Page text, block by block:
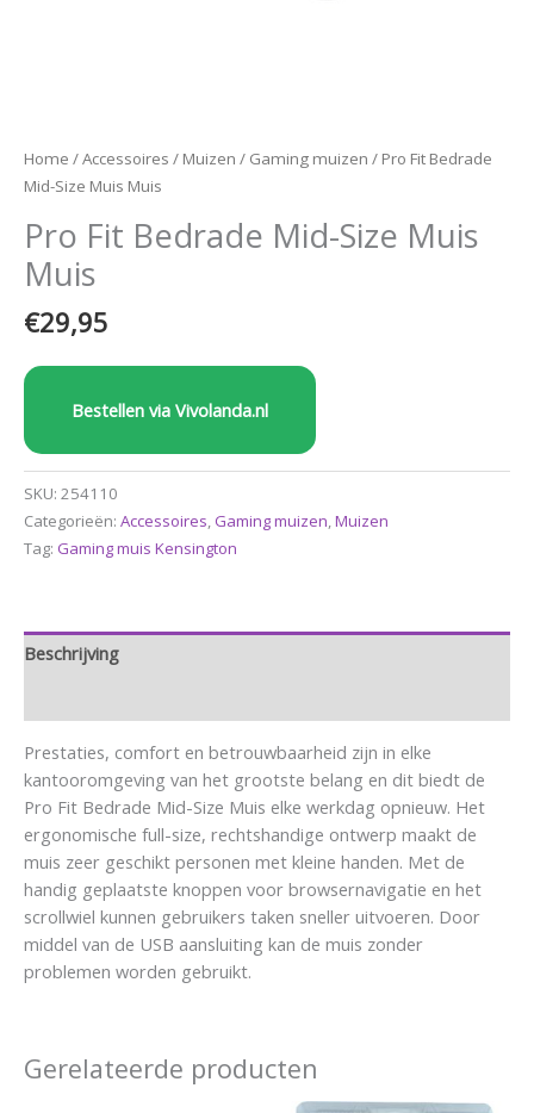
Home /Accessoires / Muizen / Gaming muizen / Pro Fit Bedrade
Mid-Size Muis Muis
Pro Fit Bedrade Mid-Size Muis
Muis
€29,95
Bestellen via Vivolanda.nl
SKU: 254110
Categorieën: Accessoires, Gaming muizen,Muizen
Tag: Gaming muis Kensington
Beschrijving
Prestaties, comfort en betrouwbaarheid zijn in elke
kantooromgeving van het grootste belang en dit biedt de
Pro Fit Bedrade Mid-Size Muis elke werkdag opnieuw. Het
ergonomische full-size, rechtshandige ontwerp maakt de
muis zeer geschikt personen met kleine handen. Met de
handig geplaatste knoppen voor browsernavigatie en het
scrollwiel kunnen gebruikers taken sneller uitvoeren. Door
middel van de USB aansluiting kan de muis zonder
problemen worden gebruikt.
Gerelateerde producten